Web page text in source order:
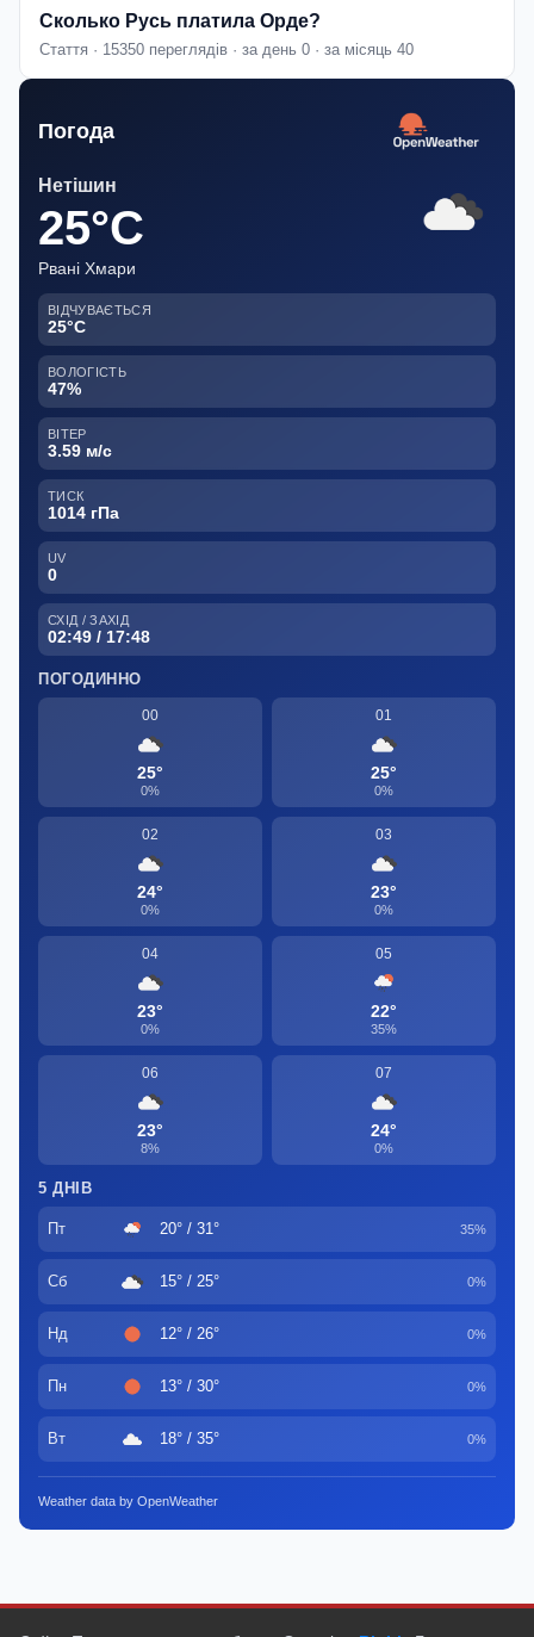
Сколько Русь платила Орде?
Стаття · 15350 переглядів · за день 0 · за місяць 40
Погода
Нетішин
25°C
Рвані Хмари
ВІДЧУВАЄТЬСЯ
25°C
ВОЛОГІСТЬ
47%
ВІТЕР
3.59 м/с
ТИСК
1014 гПа
UV
0
СХІД / ЗАХІД
02:49 / 17:48
ПОГОДИННО
00
25°
0%
01
25°
0%
02
24°
0%
03
23°
0%
04
23°
0%
05
22°
35%
06
23°
8%
07
24°
0%
5 ДНІВ
Пт 20° / 31° 35%
Сб 15° / 25° 0%
Нд 12° / 26° 0%
Пн 13° / 30° 0%
Вт 18° / 35° 0%
Weather data by OpenWeather